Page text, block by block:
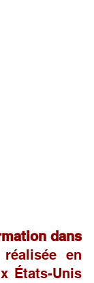
dans
en
États-Unis